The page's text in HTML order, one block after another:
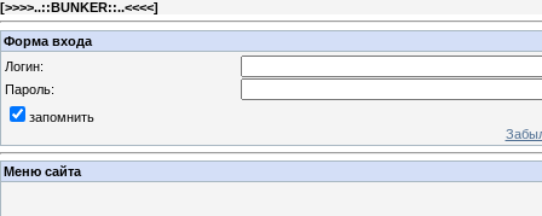
[>>>>..::BUNKER::..<<<<]
Форма входа
Логин:
Пароль:
запомнить
Меню сайта